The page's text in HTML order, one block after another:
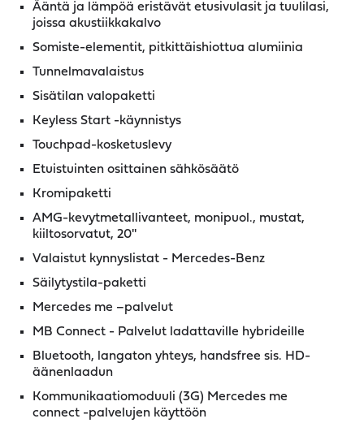
Ääntä ja lämpöä eristävät etusivulasit ja tuulilasi,
joissa akustiikkakalvo
Somiste-elementit, pitkittäishiottua alumiinia
Tunnelmavalaistus
Sisätilan valopaketti
Keyless Start -käynnistys
Touchpad-kosketuslevy
Etuistuinten osittainen sähkösäätö
Kromipaketti
AMG-kevytmetallivanteet, monipuol., mustat,
kiiltosorvatut, 20''
Valaistut kynnyslistat - Mercedes-Benz
Säilytystila-paketti
Mercedes me –palvelut
MB Connect - Palvelut ladattaville hybrideille
Bluetooth, langaton yhteys, handsfree sis. HD-
äänenlaadun
Kommunikaatiomoduuli (3G) Mercedes me
connect -palvelujen käyttöön